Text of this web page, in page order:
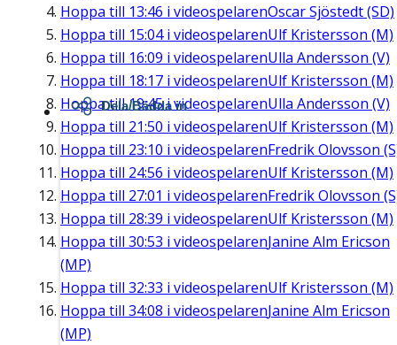
Hoppa till 13:46 i videospelarenOscar Sjöstedt (SD)
Hoppa till 15:04i videospelarenUlf Kristersson (M)
Hoppa till 16:09 i videospelarenUlla Andersson (V)
Hoppa till 18:17 i videospelarenUlf Kristersson (M)
Hoppa till19:45i videospelarenUlla Andersson (V)
Hoppa till 21:50 i videospelarenUlf Kristersson (M)
Hoppa till 23:10 i videospelarenFredrik Olovsson
Hoppa till 24:56 i videospelarenUlf Kristersson (M)
Hoppa till 27:01 i videospelarenFredrik Olovsson
Hoppa till 28:39 i videospelarenUlf Kristersson (M)
Hoppa till 30:53 i videospelarenJanine Alm Ericson
(MP)
Hoppa till 32:33 i videospelarenUlf Kristersson (M)
Hoppa till 34:08 i videospelarenJanine Alm Ericson
(MP)
Dela/Bädda in